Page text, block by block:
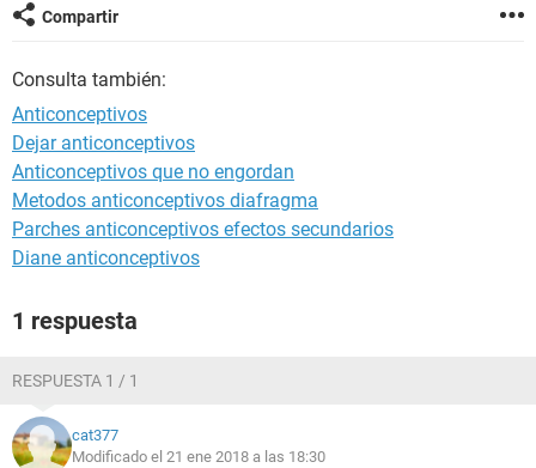
Compartir
Consulta también:
Anticonceptivos
Dejar anticonceptivos
Anticonceptivos que no engordan
Metodos anticonceptivos diafragma
Parches anticonceptivos efectos secundarios
Diane anticonceptivos
1 respuesta
RESPUESTA 1 / 1
cat377
Modificado el 21 ene 2018 a las 18:30